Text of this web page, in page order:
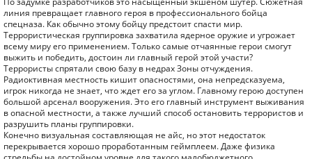
линия превращает главного героя в профессионального бойца
спецназа. Как обычно этому бойцу предстоит спасти мир.
Террористическая группировка захватила ядерное оружие и угрожает
всему миру его применением. Только самые отчаянные герои смогут
выжить и победить, достоин ли главный герой этой участи?
Террористы спрятали свою базу в недрах Зоны отчуждения.
Радиоктивная местность кишит опасностями, она непредсказуема,
игрок никогда не знает, что ждет его за углом. Главному герою доступен
большой арсенал вооружения. Это его главный инструмент выживания
в опасной местности, а также лучший способ остановить террористов и
разрушить планы группировки.
Конечно визуальная составляющая не айс, но этот недостаток
перекрывается хорошо проработанным геймплеем. Даже физика